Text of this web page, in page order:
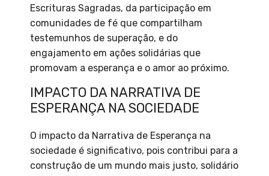
Escrituras Sagradas, da participação em
comunidades de fé que compartilham
testemunhos de superação, e do
engajamento em ações solidárias que
promovam a esperança e o amor ao próximo.
IMPACTO DA NARRATIVA DE
ESPERANÇA NA SOCIEDADE
O impacto da Narrativa de Esperança na
sociedade é significativo, pois contribui para a
construção de um mundo mais justo, solidário